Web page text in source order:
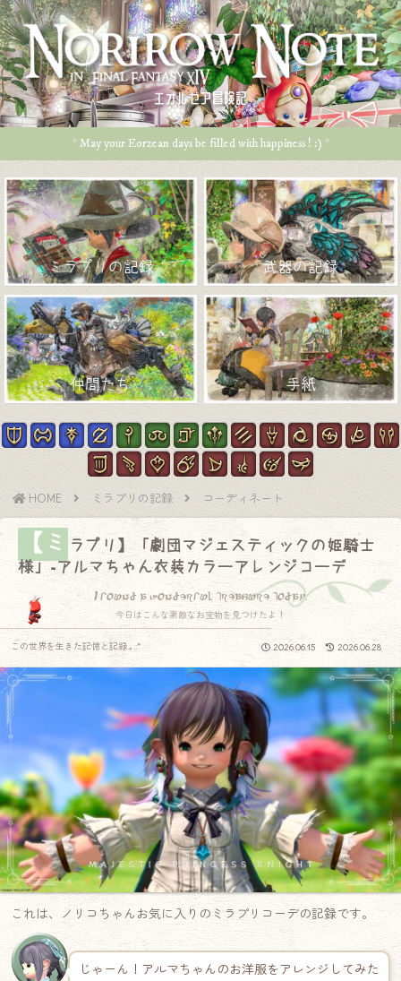
エオルゼア冒険記
* May your Eorzean days be filled with happiness ! :) *
ミラプリの記録 武器の記録
仲間たち 手紙
HOME ミラプリの記録 コーディネート
【ミ ラプリ】「劇団マジェスティックの姫騎士
様」-アルマちゃん衣装カラーアレンジコーデ
I found a wonderful treasure today.
今日はこんな素敵なお宝物を見つけたよ！
2026.06.15 2026.06.28
この世界を生きた記憶と記録.｡.:*
これは、ノリコちゃんお気に入りのミラプリコーデの記録です。
じゃーん！アルマちゃんのお洋服をアレンジしてみた